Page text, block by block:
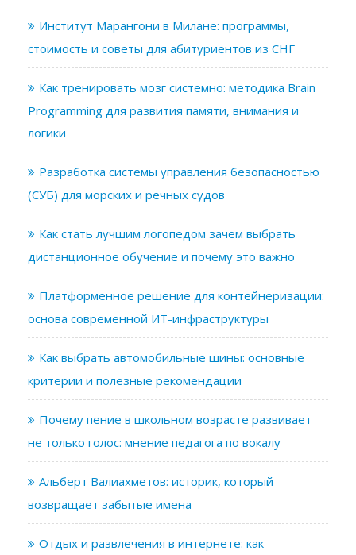
Институт Марангони в Милане: программы,
стоимость и советы для абитуриентов из СНГ
Как тренировать мозг системно: методика Brain
Programming для развития памяти, внимания и
логики
Разработка системы управления безопасностью
(СУБ) для морских и речных судов
Как стать лучшим логопедом зачем выбрать
дистанционное обучение и почему это важно
Платформенное решение для контейнеризации:
основа современной ИТ-инфраструктуры
Как выбрать автомобильные шины: основные
критерии и полезные рекомендации
Почему пение в школьном возрасте развивает
не только голос: мнение педагога по вокалу
Альберт Валиахметов: историк, который
возвращает забытые имена
Отдых и развлечения в интернете: как